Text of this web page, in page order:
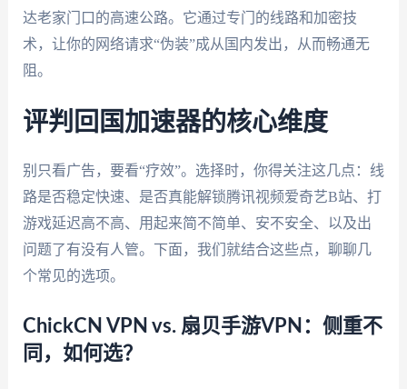
达老家门口的高速公路。它通过专门的线路和加密技
术，让你的网络请求“伪装”成从国内发出，从而畅通无
阻。
评判回国加速器的核心维度
别只看广告，要看“疗效”。选择时，你得关注这几点：线
路是否稳定快速、是否真能解锁腾讯视频爱奇艺B站、打
游戏延迟高不高、用起来简不简单、安不安全、以及出
问题了有没有人管。下面，我们就结合这些点，聊聊几
个常见的选项。
ChickCN VPN vs. 扇贝手游VPN：侧重不
同，如何选？